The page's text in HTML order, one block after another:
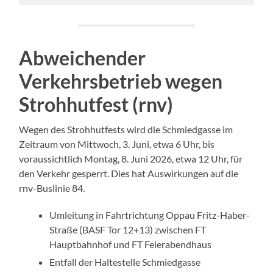
Abweichender
Verkehrsbetrieb wegen
Strohhutfest (rnv)
Wegen des Strohhutfests wird die Schmiedgasse im
Zeitraum von Mittwoch, 3. Juni, etwa 6 Uhr, bis
voraussichtlich Montag, 8. Juni 2026, etwa 12 Uhr, für
den Verkehr gesperrt. Dies hat Auswirkungen auf die
rnv-Buslinie 84.
Umleitung in Fahrtrichtung Oppau Fritz-Haber-
Straße (BASF Tor 12+13) zwischen FT
Hauptbahnhof und FT Feierabendhaus
Entfall der Haltestelle Schmiedgasse